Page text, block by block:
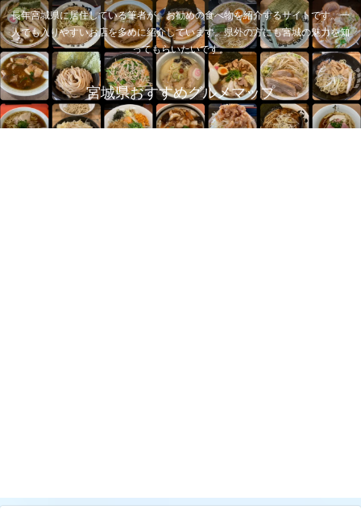
長年宮城県に居住している筆者が、お勧めの食べ物を紹介するサイトです。一
人でも入りやすいお店を多めに紹介しています。県外の方にも宮城の魅力を知
ってもらいたいです。
宮城県おすすめグルメマップ